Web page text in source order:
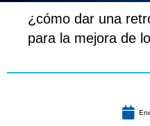
¿cómo dar una
para la mejora de